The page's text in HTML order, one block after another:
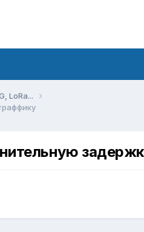
LoRa...